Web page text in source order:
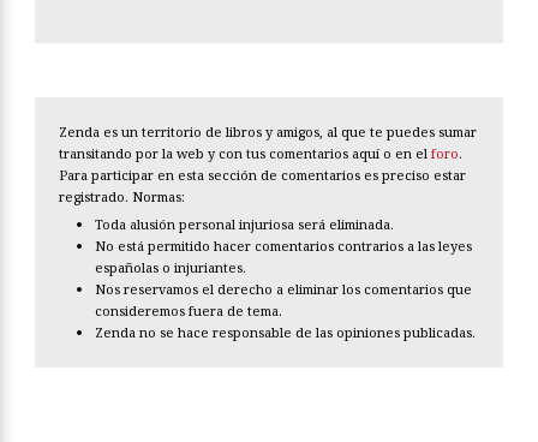
Zenda es un territorio de libros y amigos, al que te puedes sumar
transitando por la web y con tus comentarios aquí o en el foro.
Para participar en esta sección de comentarios es preciso estar
registrado. Normas:
Toda alusión personal injuriosa será eliminada.
No está permitido hacer comentarios contrarios a las leyes
españolas o injuriantes.
Nos reservamos el derecho a eliminar los comentarios que
consideremos fuera de tema.
Zenda no se hace responsable de las opiniones publicadas.